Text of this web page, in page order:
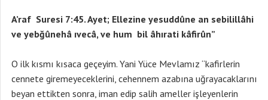
A’raf Suresi 7:45. Ayet; Ellezine yesuddûne an sebilillâhi
ve yebğûnehâ ıvecâ, ve hum bil âhırati kâfirûn”
O ilk kısmı kısaca geçeyim. Yani Yüce Mevlamız “kafirlerin
cennete giremeyeceklerini, cehennem azabına uğrayacaklarını
beyan ettikten sonra, iman edip salih ameller işleyenlerin